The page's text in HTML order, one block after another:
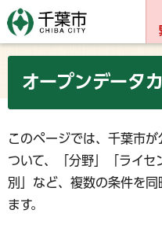
オープンデータ
このページでは、千葉市
ついて、「分野」「ライ
別」など、複数の条件を
ます。